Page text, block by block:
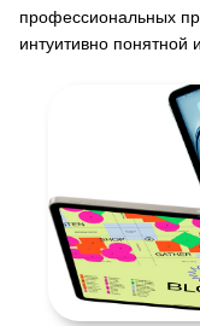
профессиональных
интуитивно понятной